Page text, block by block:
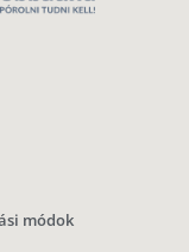
módok